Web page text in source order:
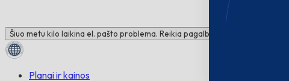
Šiuo metu kilo laikina el. pašto problema. Reikia pagalbos? Susisiekite su
Planai ir kainos